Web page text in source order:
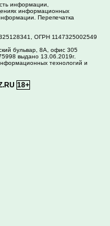
информации,
информационных
Перепечатка
ОГРН 1147325002549
бульвар, 8А, офис 305
выдано 13.06.2019г.
технологий и
18+